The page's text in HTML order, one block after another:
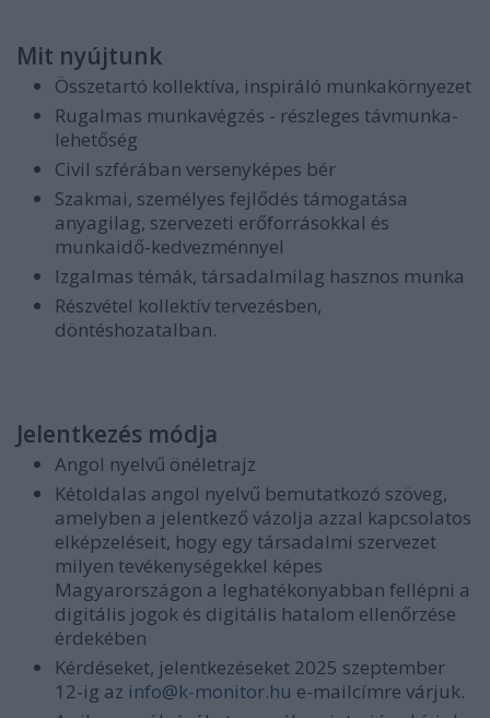
Mit nyújtunk
Összetartó kollektíva, inspiráló munkakörnyezet
Rugalmas munkavégzés - részleges távmunka-
lehetőség
Civil szférában versenyképes bér
Szakmai, személyes fejlődés támogatása
anyagilag, szervezeti erőforrásokkal és
munkaidő-kedvezménnyel
Izgalmas témák, társadalmilag hasznos munka
Részvétel kollektív tervezésben,
döntéshozatalban.
Jelentkezés módja
Angol nyelvű önéletrajz
Kétoldalas angol nyelvű bemutatkozó szöveg,
amelyben a jelentkező vázolja azzal kapcsolatos
elképzeléseit, hogy egy társadalmi szervezet
milyen tevékenységekkel képes
Magyarországon a leghatékonyabban fellépni a
digitális jogok és digitális hatalom ellenőrzése
érdekében
Kérdéseket, jelentkezéseket 2025 szeptember
12-ig az info@k-monitor.hu e-mailcímre várjuk.